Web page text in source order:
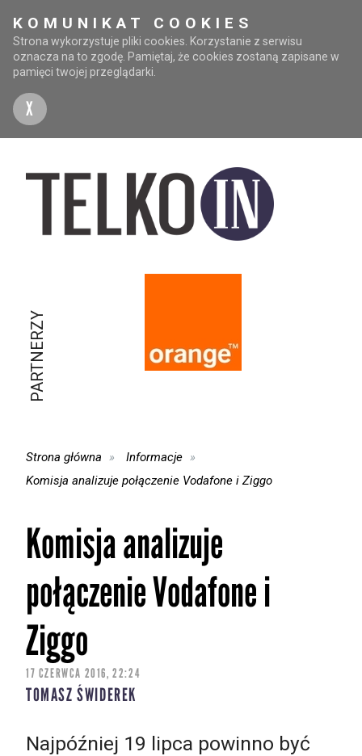
KOMUNIKAT COOKIES
Strona wykorzystuje pliki cookies. Korzystanie z serwisu
oznacza na to zgodę. Pamiętaj, że cookies zostaną zapisane w
pamięci twojej przeglądarki.
X
PARTNERZY
Strona główna
Informacje
Komisja analizuje połączenie Vodafone i Ziggo
Komisja analizuje
połączenie Vodafone i
Ziggo
17 CZERWCA 2016, 22:24
TOMASZ ŚWIDEREK
Najpóźniej 19 lipca powinno być